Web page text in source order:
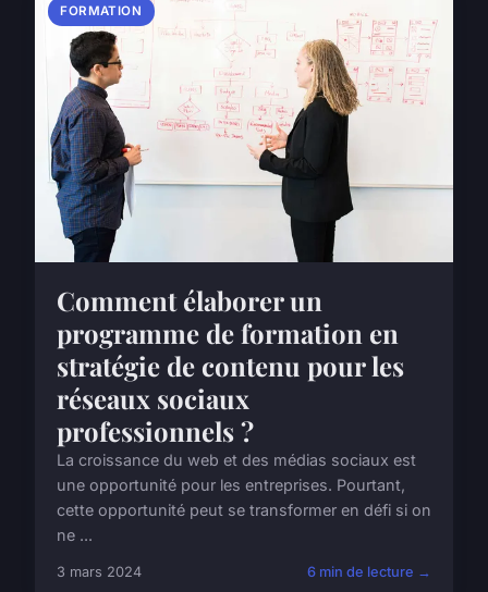
FORMATION
Comment élaborer un
programme de formation en
stratégie de contenu pour les
réseaux sociaux
professionnels ?
La croissance du web et des médias sociaux est
une opportunité pour les entreprises. Pourtant,
cette opportunité peut se transformer en défi si on
ne ...
3 mars 2024 6 min de lecture →